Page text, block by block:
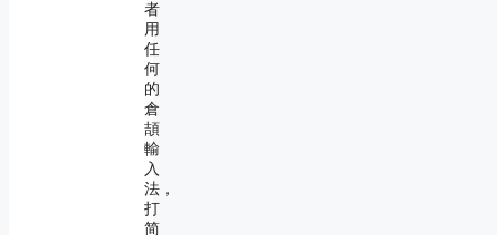
者
用
任
何
的
倉
頡
輸
入
法，
打
简